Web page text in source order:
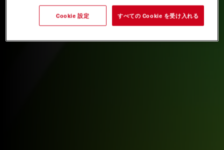
Cookie 設定 すべての Cookie を受け入れる